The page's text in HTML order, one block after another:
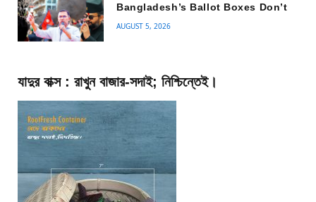
Bangladesh’s Ballot Boxes Don’t
AUGUST 5, 2026
যাদুর বাক্স : রাখুন বাজার-সদাই; নিশ্চিন্তেই।